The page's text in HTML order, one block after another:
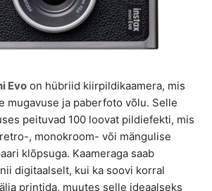
Evo on hübriid kiirpildikaamera, mis
mugavuse ja paberfoto võlu. Selle
peituvad 100 loovat pildiefekti, mis
, monokroom- või mängulise
klõpsuga. Kaameraga saab
digitaalselt, kui ka soovi korral
printida, muutes selle ideaalseks